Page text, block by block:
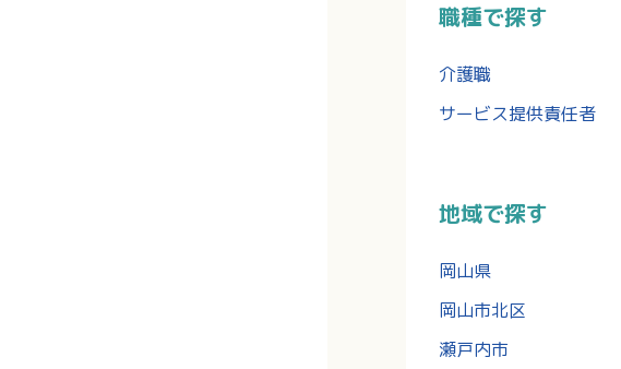
職種で探す
介護職
サービス提供責任者
地域で探す
岡山県
岡山市北区
瀬戸内市